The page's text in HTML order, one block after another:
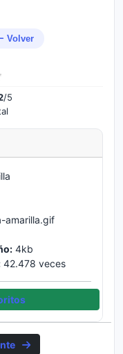
Volver
/5
amarilla.gif
4kb
42.478 veces